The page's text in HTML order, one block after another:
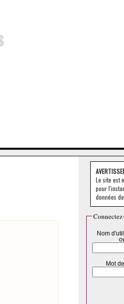
Le site est
pour
données
Nom
Mot